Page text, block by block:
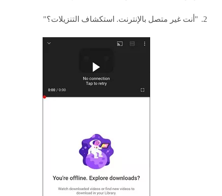
"أنت غير متصل بالإنترنت. استكشاف التنزيلات؟"